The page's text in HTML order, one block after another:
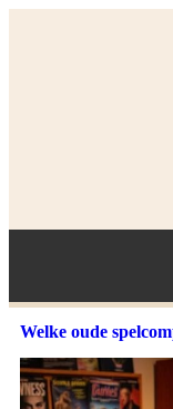
Welke oude